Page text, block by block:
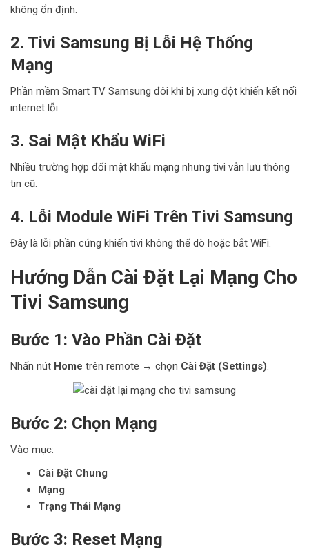
không ổn định.
2. Tivi Samsung Bị Lỗi Hệ Thống
Mạng
Phần mềm Smart TV Samsung đôi khi bị xung đột khiến kết nối
internet lỗi.
3. Sai Mật Khẩu WiFi
Nhiều trường hợp đổi mật khẩu mạng nhưng tivi vẫn lưu thông
tin cũ.
4. Lỗi Module WiFi Trên Tivi Samsung
Đây là lỗi phần cứng khiến tivi không thể dò hoặc bắt WiFi.
Hướng Dẫn Cài Đặt Lại Mạng Cho
Tivi Samsung
Bước 1: Vào Phần Cài Đặt
Nhấn nút Home trên remote → chọn Cài Đặt (Settings)
Bước 2: Chọn Mạng
Vào mục:
Cài Đặt Chung
Mạng
Trạng Thái Mạng
Bước 3: Reset Mạng